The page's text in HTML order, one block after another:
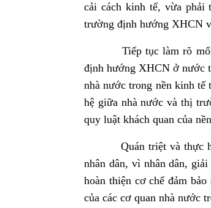
cải cách kinh tế, vừa phải
trường định hướng XHCN
Tiếp tục làm rõ mối
định hướng XHCN ở nước
nhà nước trong nền kinh tế
hệ giữa nhà nước và thị
quy luật khách quan của
Quán triệt và thực hiện
nhân dân, vì nhân dân,
hoàn thiện cơ chế đảm
của các cơ quan nhà nước